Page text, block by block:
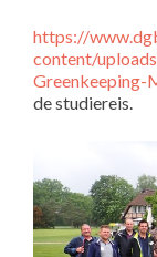
https://
content/
Greenkeeping-
de studiereis.